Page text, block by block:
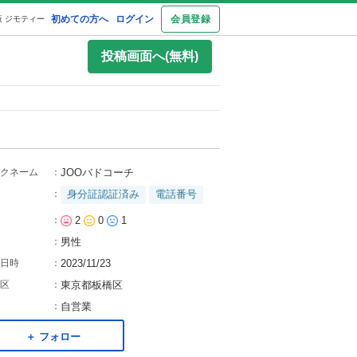
初めての方へ ログイン 会員登録
ジモティー
投稿画面へ(無料)
ネーム ： JOOバドコーチ
： 身分証認証済み 電話番号
： 2 0 1
： 男性
時 ： 2023/11/23
： 東京都板橋区
： 自営業
＋ フォロー